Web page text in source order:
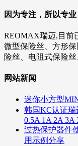
因为专注，所以专业
REOMAX瑞迈,目前
微型保险丝、方形
险丝、电阻式保险
网站新闻
迷你小方型
韩国KC认证瑞
0.5A 1A 2A 3A
过热保护器件
用示例分享